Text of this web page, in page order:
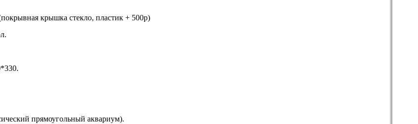
крышка стекло, пластик + 500р)
прямоугольный аквариум).